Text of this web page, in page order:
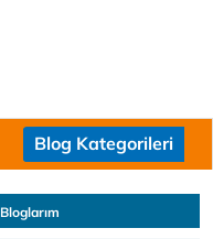
Blog Kategorileri
Bloglarım